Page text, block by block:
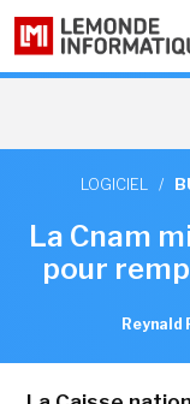
LOGICIEL /
La Cnam
pour
Reynald